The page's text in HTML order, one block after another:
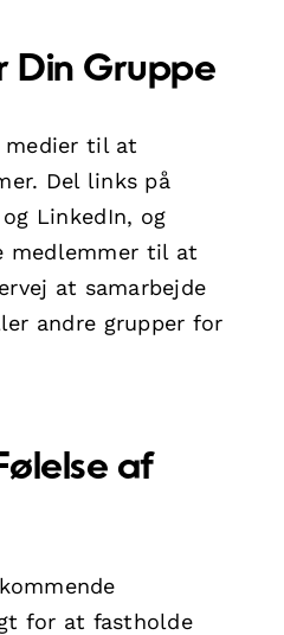
Din Gruppe
medier til at
Del links på
LinkedIn, og
medlemmer til at
at samarbejde
andre grupper for
af
for at fastholde